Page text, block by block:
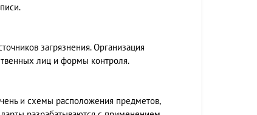
загрязнения. Организация
лиц и формы контроля.
и схемы расположения предметов,